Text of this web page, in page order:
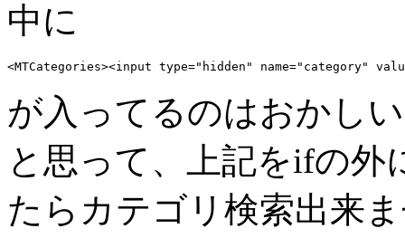
中に
<MTCategories><input type="hidden" name="category"
が入ってるのはおかし
と思って、上記をifの外
たらカテゴリ検索出来